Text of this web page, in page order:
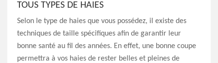
TOUS TYPES DE HAIES
Selon le type de haies que vous possédez, il existe des
techniques de taille spécifiques afin de garantir leur
bonne santé au fil des années. En effet, une bonne coupe
permettra à vos haies de rester belles et pleines de